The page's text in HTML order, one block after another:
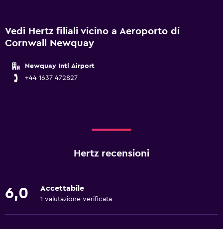
Vedi Hertz filiali vicino a Aeroporto di
Cornwall Newquay
Newquay Intl Airport
+44 1637 472827
Hertz recensioni
6,0 Accettabile
1 valutazione verificata